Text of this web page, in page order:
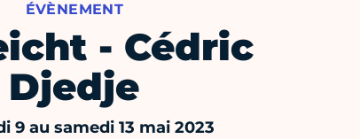
ÉVÈNEMENT
- Cédric
Djedje
9 au samedi 13 mai 2023